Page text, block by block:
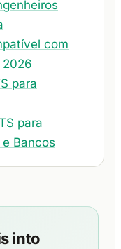
com
2026
para
para
Bancos
into